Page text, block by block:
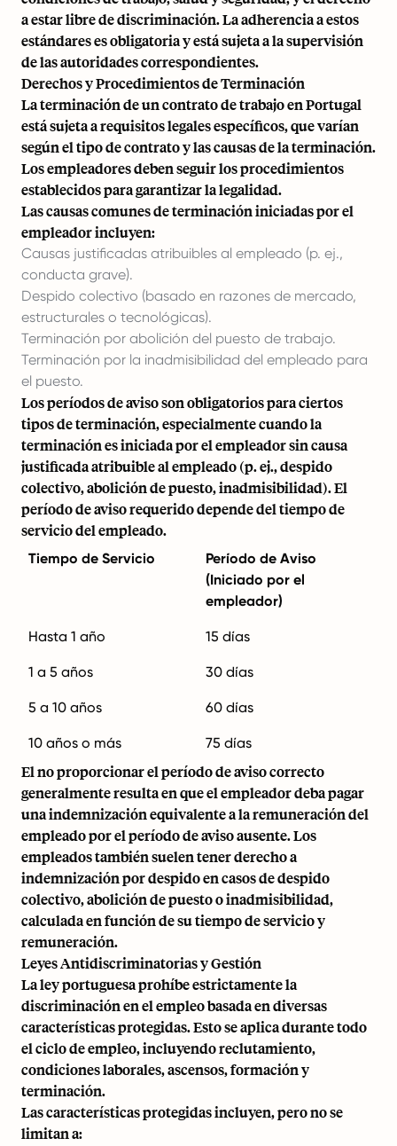
a estar libre de discriminación. La adherencia a estos
estándares es obligatoria y está sujeta a la supervisión
de las autoridades correspondientes.
Derechos y Procedimientos de Terminación
La terminación de un contrato de trabajo en Portugal
está sujeta a requisitos legales específicos, que varían
según el tipo de contrato y las causas de la terminación.
Los empleadores deben seguir los procedimientos
establecidos para garantizar la legalidad.
Las causas comunes de terminación iniciadas por el
empleador incluyen:
Causas justificadas atribuibles al empleado (p. ej.,
conducta grave).
Despido colectivo (basado en razones de mercado,
estructurales o tecnológicas).
Terminación por abolición del puesto de trabajo.
Terminación por la inadmisibilidad del empleado para
el puesto.
Los períodos de aviso son obligatorios para ciertos
tipos de terminación, especialmente cuando la
terminación es iniciada por el empleador sin causa
justificada atribuible al empleado (p. ej., despido
colectivo, abolición de puesto, inadmisibilidad). El
período de aviso requerido depende del tiempo de
servicio del empleado.
Tiempo de Servicio
Período de Aviso
(Iniciado por el
empleador)
Hasta 1 año 15 días
1 a 5 años 30 días
5 a 10 años 60 días
10 años o más 75 días
El no proporcionar el período de aviso correcto
generalmente resulta en que el empleador deba pagar
una indemnización equivalente a la remuneración del
empleado por el período de aviso ausente. Los
empleados también suelen tener derecho a
indemnización por despido en casos de despido
colectivo, abolición de puesto o inadmisibilidad,
calculada en función de su tiempo de servicio y
remuneración.
Leyes Antidiscriminatorias y Gestión
La ley portuguesa prohíbe estrictamente la
discriminación en el empleo basada en diversas
características protegidas. Esto se aplica durante todo
el ciclo de empleo, incluyendo reclutamiento,
condiciones laborales, ascensos, formación y
terminación.
Las características protegidas incluyen, pero no se
limitan a: